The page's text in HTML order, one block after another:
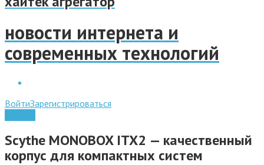
новости интернета и
современных технологий
ВойтиЗарегистрироваться
Scythe MONOBOX ITX2 — качественный
корпус для компактных систем